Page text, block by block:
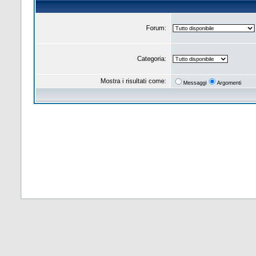
Forum:
Categoria:
Mostra i risultati come: Messaggi Argomenti